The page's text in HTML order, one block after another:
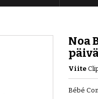
Noa
Viite
Bébé